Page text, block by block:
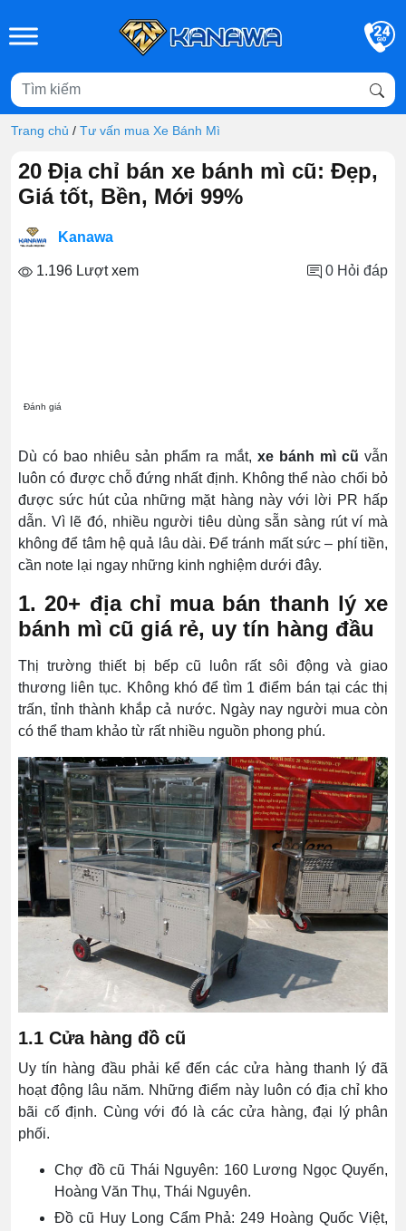
Trang chủ / Tư vấn mua Xe Bánh Mì
20 Địa chỉ bán xe bánh mì cũ: Đẹp,
Giá tốt, Bền, Mới 99%
Kanawa
1.196 Lượt xem 0 Hỏi đáp
Đánh giá
Dù có bao nhiêu sản phẩm ra mắt, xe bánh mì cũvẫn
luôn có được chỗ đứng nhất định. Không thể nào chối bỏ
được sức hút của những mặt hàng này với lời PR hấp
dẫn. Vì lẽ đó, nhiều người tiêu dùng sẵn sàng rút ví mà
không để tâm hệ quả lâu dài. Để tránh mất sức – phí tiền,
cần note lại ngay những kinh nghiệm dưới đây.
1. 20+ địa chỉ mua bán thanh lý xe
bánh mì cũ giá rẻ, uy tín hàng đầu
Thị trường thiết bị bếp cũ luôn rất sôi động và giao
thương liên tục. Không khó để tìm 1 điểm bán tại các thị
trấn, tỉnh thành khắp cả nước. Ngày nay người mua còn
có thể tham khảo từ rất nhiều nguồn phong phú.
1.1 Cửa hàng đồ cũ
Uy tín hàng đầu phải kể đến các cửa hàng thanh lý đã
hoạt động lâu năm. Những điểm này luôn có địa chỉ kho
bãi cố định. Cùng với đó là các cửa hàng, đại lý phân
phối.
Chợ đồ cũ Thái Nguyên: 160 Lương Ngọc Quyến,
Hoàng Văn Thụ, Thái Nguyên.
Đồ cũ Huy Long Cẩm Phả: 249 Hoàng Quốc Việt,